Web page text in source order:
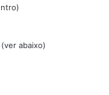
abaixo)